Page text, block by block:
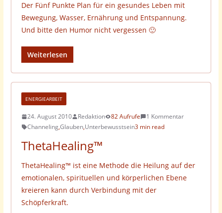
Der Fünf Punkte Plan für ein gesundes Leben mit
Bewegung, Wasser, Ernährung und Entspannung.
Und bitte den Humor nicht vergessen 🙂
Weiterlesen
ENERGIEARBEIT
24. August 2010 Redaktion 82 Aufrufe
1 Kommentar
Channeling,Glauben,Unterbewusstsein3 min read
ThetaHealing™
ThetaHealing™ ist eine Methode die Heilung auf der
emotionalen, spirituellen und körperlichen Ebene
kreieren kann durch Verbindung mit der
Schöpferkraft.